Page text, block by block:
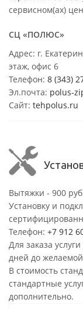
сервисном(ах)
СЦ «ПОЛЮС»
Адрес: г.
этаж, офис 6
Телефон: 8 (343)
Эл.почта: polus-
Сайт: tehpolus.ru
Вытяжки - 900
Установку и
Телефон: +7 912
Для заказа
дней до
В стоимость
стандартные
дополнительно.